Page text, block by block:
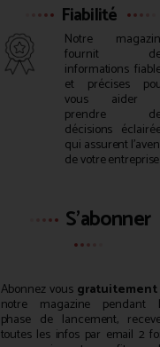
Fiabilité
Notre
fournit
informations
et précises
vous aider
prendre
décisions
qui assurent
de votre entreprise.
S'abonner
Abonnez vous gratuitement
notre magazine pendant
phase de lancement,
toutes les infos par email 2